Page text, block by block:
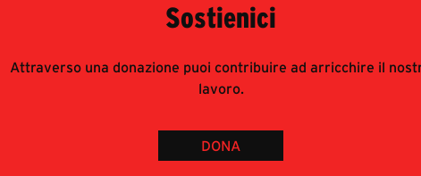
Sostienici
Attraverso una donazione puoi contribuire ad arricchire il
lavoro.
DONA
risponde alle modalità di accesso del pubblico
: è pertanto consigliata prenotazione e obbligatorio
ad accreditarsi inviando mail con richiesta
di accedere alla Sala Stampa del festival.